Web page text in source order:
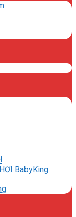
BabyKing